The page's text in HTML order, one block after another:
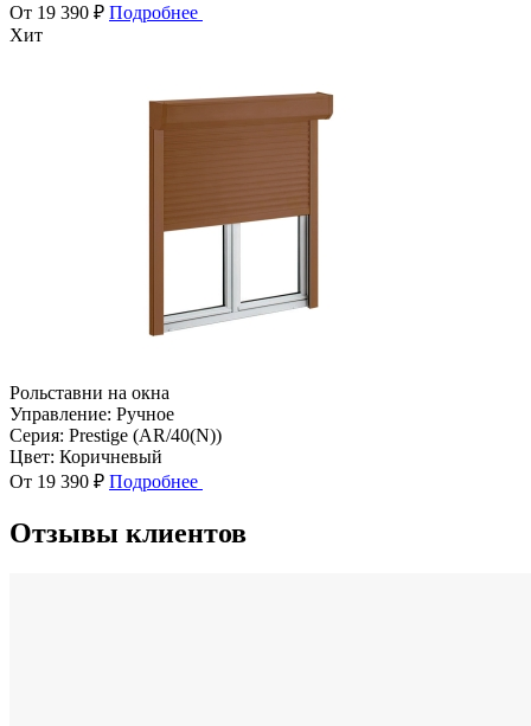
От 19 390 ₽ Подробнее
Хит
Рольставни на окна
Управление: Ручное
Серия: Prestige (AR/40(N))
Цвет: Коричневый
От 19 390 ₽ Подробнее
Отзывы клиентов